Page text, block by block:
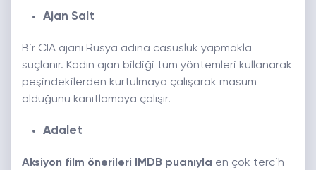
Ajan Salt
Bir CIA ajanı Rusya adına casusluk yapmakla
suçlanır. Kadın ajan bildiği tüm yöntemleri kullanarak
peşindekilerden kurtulmaya çalışarak masum
olduğunu kanıtlamaya çalışır.
Adalet
Aksiyon film önerileri IMDB puanıyla en çok tercih